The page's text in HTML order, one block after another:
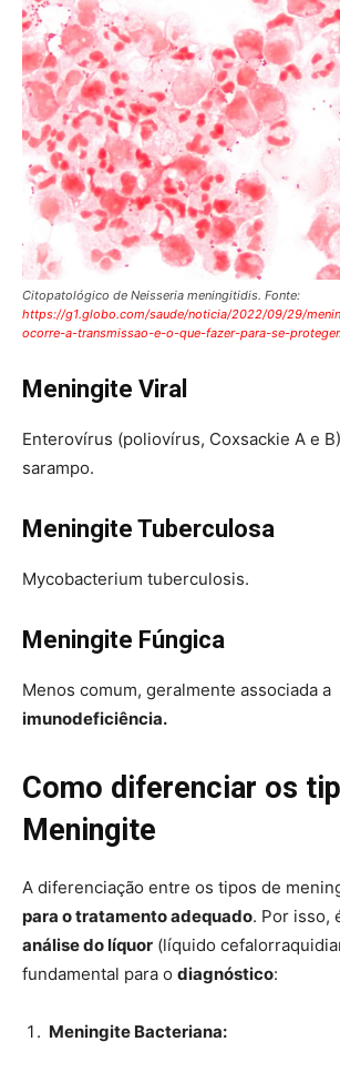
Citopatológico de Neisseria meningitidis. Fonte:
https://g1.globo.com/saude/noticia/2022/09/29/
ocorre-a-transmissao-e-o-que-fazer-para-se-
Meningite Viral
Enterovírus (poliovírus, Coxsackie A e
sarampo.
Meningite Tuberculosa
Mycobacterium tuberculosis.
Meningite Fúngica
Menos comum, geralmente associada a
imunodeficiência.
Como diferenciar os
Meningite
A diferenciação entre os tipos de
para o tratamento adequado. Por isso,
análise do líquor (líquido
fundamental para o diagnóstico:
Meningite Bacteriana: